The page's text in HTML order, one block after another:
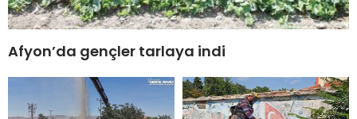
Afyon’da gençler tarlaya indi